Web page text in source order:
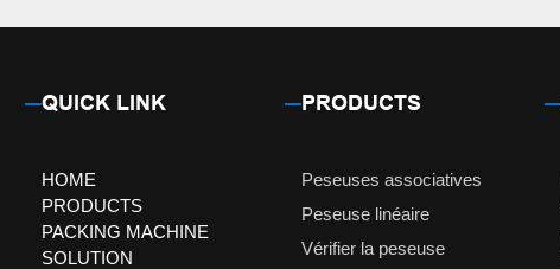
QUICK LINK
HOME
PRODUCTS
PACKING MACHINE
SOLUTION
PRODUCTS
Peseuses associatives
Peseuse linéaire
Vérifier la peseuse